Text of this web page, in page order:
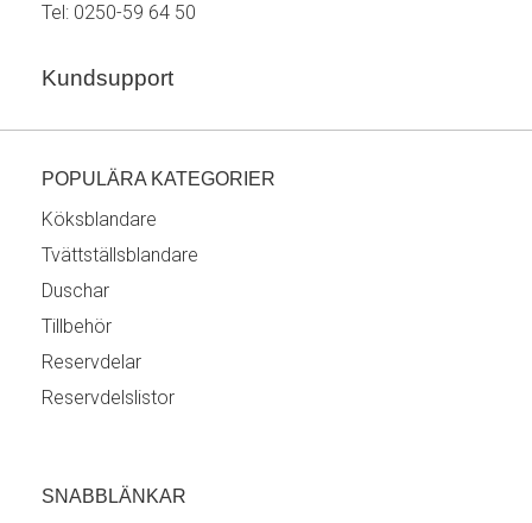
Tel: 0250-59 64 50
Kundsupport
POPULÄRA KATEGORIER
Köksblandare
Tvättställsblandare
Duschar
Tillbehör
Reservdelar
Reservdelslistor
SNABBLÄNKAR